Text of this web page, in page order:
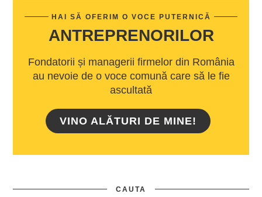
HAI SĂ OFERIM O VOCE PUTERNICĂ
ANTREPRENORILOR
Fondatorii și managerii firmelor din România
au nevoie de o voce comună care să le fie
ascultată
VINO ALĂTURI DE MINE!
CAUTA